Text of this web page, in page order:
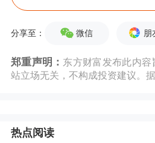
整，其回测历史业绩
现。
拉长时间来看，
24日以来，累计拉升
分享至： 微信 朋
郑重声明： 东方财富发布此内容
站立场无关，不构成投资建议。
热点阅读